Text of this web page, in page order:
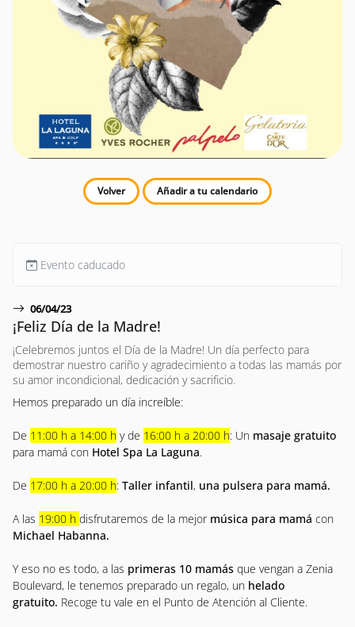
Volver Añadir a tu calendario
Evento caducado
06/04/23
¡Feliz Día de la Madre!
¡Celebremos juntos el Día de la Madre! Un día perfecto para
demostrar nuestro cariño y agradecimiento a todas las mamás por
su amor incondicional, dedicación y sacrificio.
Hemos preparado un día increíble:
De 11:00 h a 14:00 h y de 16:00 h a 20:00 h: Un masaje gratuito
para mamá con Hotel Spa La Laguna.
De 17:00 h a 20:00 h: Taller infantil, una pulsera para mamá.
A las 19:00 h disfrutaremos de la mejor música para mamá con
Michael Habanna.
Y eso no es todo, a las primeras 10 mamás que vengan a Zenia
Boulevard, le tenemos preparado un regalo, un helado
gratuito. Recoge tu vale en el Punto de Atención al Cliente.